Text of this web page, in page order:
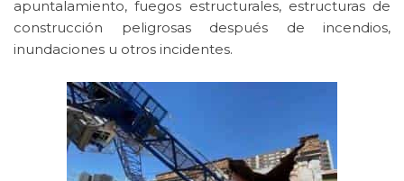
apuntalamiento, fuegos estructurales, estructuras de
construcción peligrosas después de incendios,
inundaciones u otros incidentes.